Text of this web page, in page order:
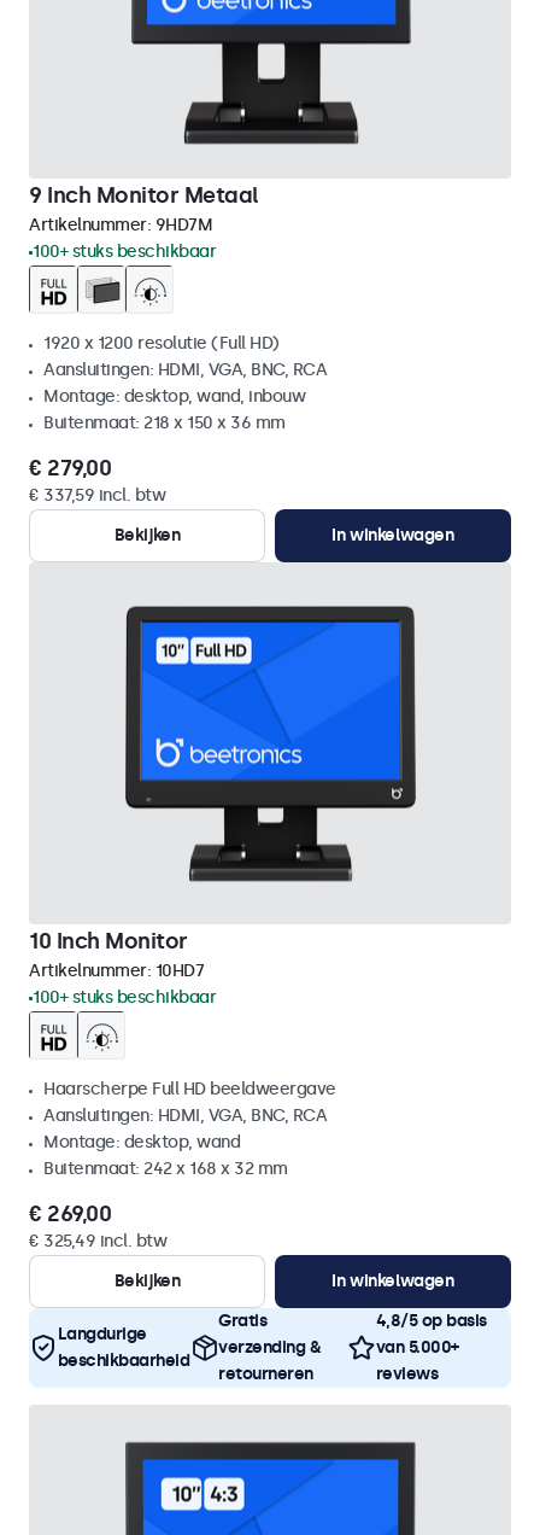
9 Inch Monitor Metaal
Artikelnummer: 9HD7M
100+ stuks beschikbaar
1920 x 1200 resolutie (Full HD)
Aansluitingen: HDMI, VGA, BNC, RCA
Montage: desktop, wand, inbouw
Buitenmaat: 218 x 150 x 36 mm
€ 279,00
€ 337,59 incl. btw
Bekijken
In winkelwagen
10 Inch Monitor
Artikelnummer: 10HD7
100+ stuks beschikbaar
Haarscherpe Full HD beeldweergave
Aansluitingen: HDMI, VGA, BNC, RCA
Montage: desktop, wand
Buitenmaat: 242 x 168 x 32 mm
€ 269,00
€ 325,49 incl. btw
Bekijken
In winkelwagen
Langdurige
beschikbaarheid
Gratis
verzending &
retourneren
4,8/5 op basis
van 5.000+
reviews